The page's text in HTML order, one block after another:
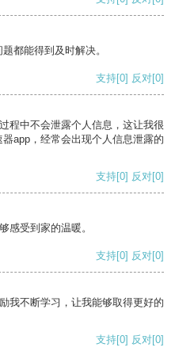
都能得到及时解决。
支持[0] 反对[0]
程中不会泄露个人信息，这让我很
app，经常会出现个人信息泄露的
支持[0] 反对[0]
感受到家的温暖。
支持[0] 反对[0]
我不断学习，让我能够取得更好的
支持[0] 反对[0]